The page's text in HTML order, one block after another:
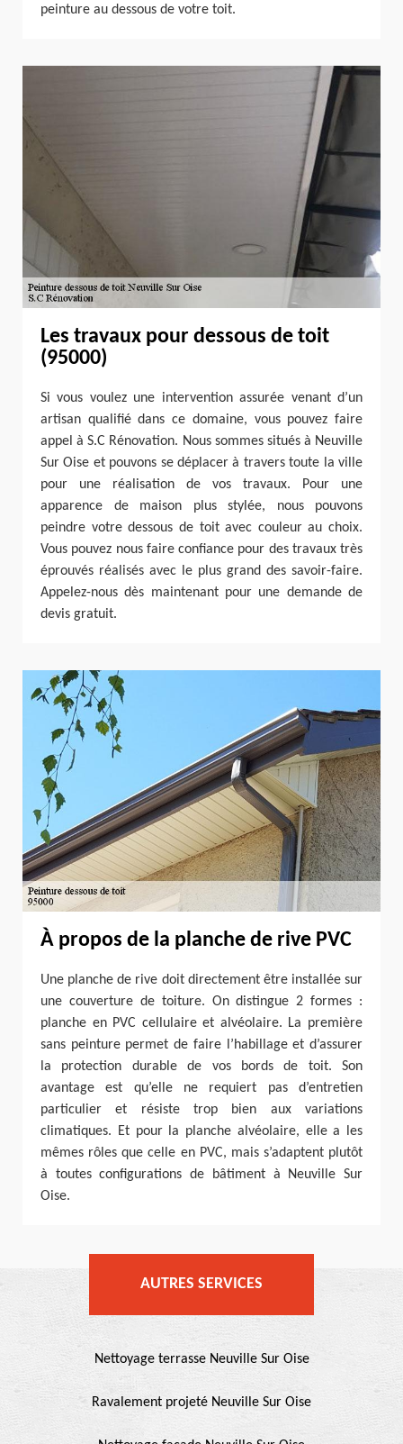
peinture au dessous de votre toit.
Les travaux pour dessous de toit
(95000)
Si vous voulez une intervention assurée venant d’un
artisan qualifié dans ce domaine, vous pouvez faire
appel à S.C Rénovation. Nous sommes situés à Neuville
Sur Oise et pouvons se déplacer à travers toute la ville
pour une réalisation de vos travaux. Pour une
apparence de maison plus stylée, nous pouvons
peindre votre dessous de toit avec couleur au choix.
Vous pouvez nous faire confiance pour des travaux très
éprouvés réalisés avec le plus grand des savoir-faire.
Appelez-nous dès maintenant pour une demande de
devis gratuit.
À propos de la planche de rive PVC
Une planche de rive doit directement être installée sur
une couverture de toiture. On distingue 2 formes :
planche en PVC cellulaire et alvéolaire. La première
sans peinture permet de faire l’habillage et d’assurer
la protection durable de vos bords de toit. Son
avantage est qu’elle ne requiert pas d’entretien
particulier et résiste trop bien aux variations
climatiques. Et pour la planche alvéolaire, elle a les
mêmes rôles que celle en PVC, mais s’adaptent plutôt
à toutes configurations de bâtiment à Neuville Sur
Oise.
AUTRES SERVICES
Nettoyage terrasse Neuville Sur Oise
Ravalement projeté Neuville Sur Oise